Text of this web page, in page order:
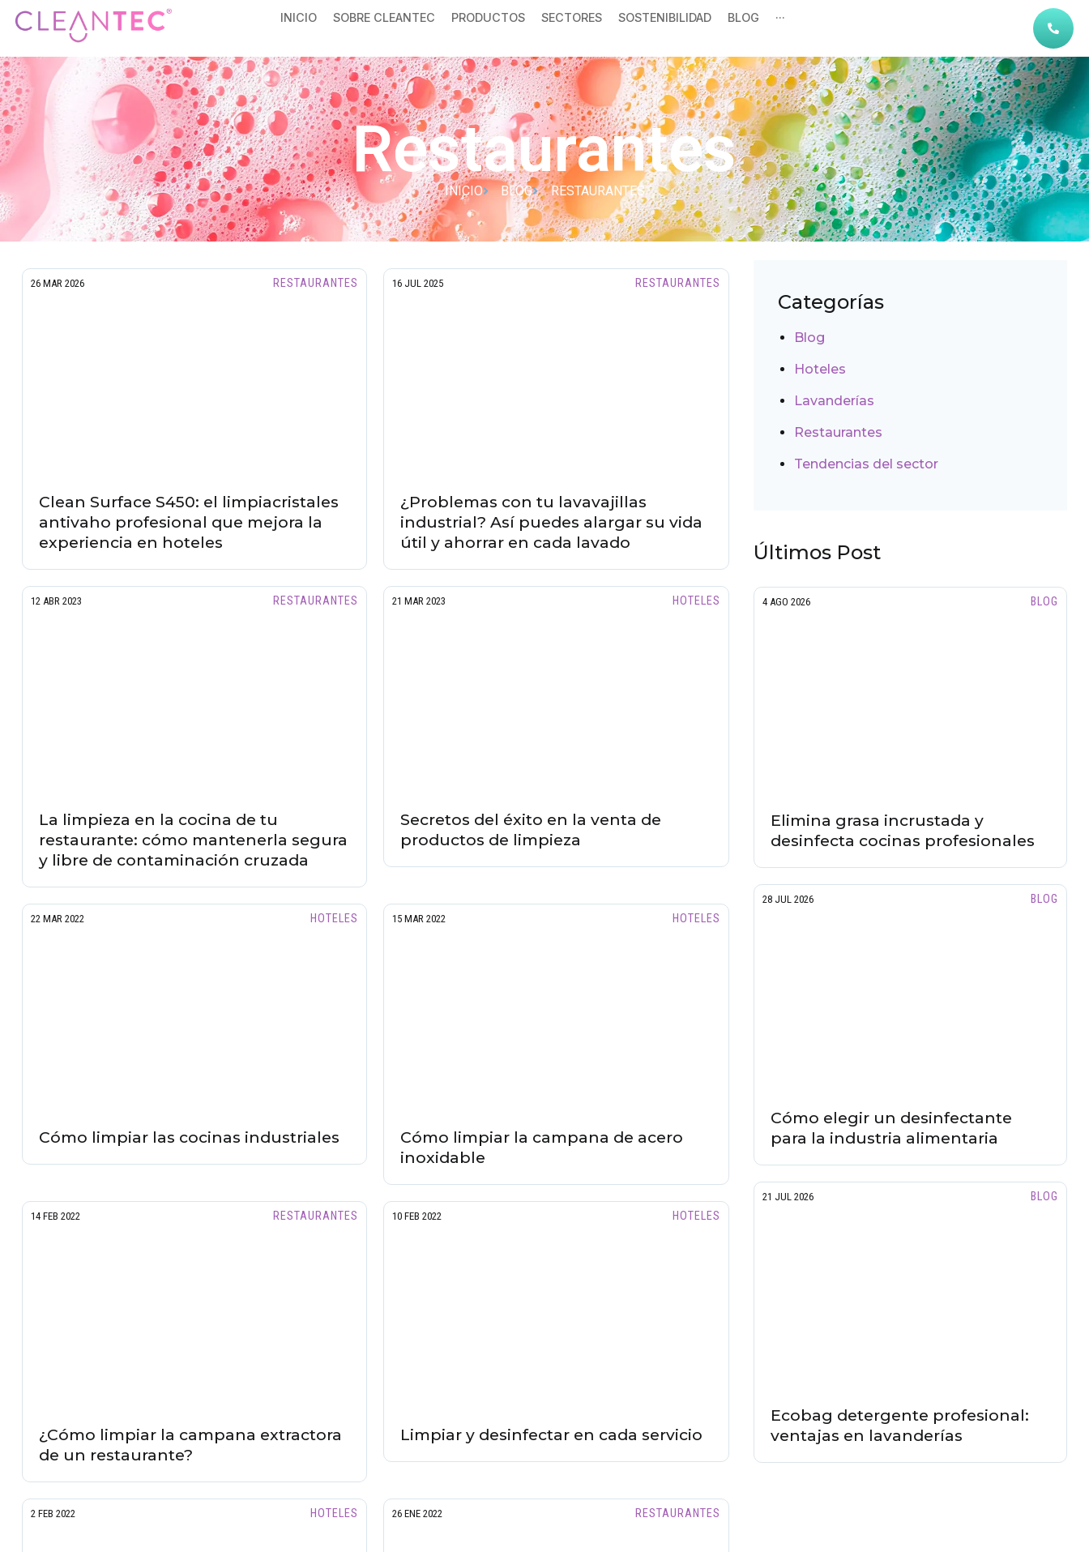
INICIO SOBRE CLEANTEC PRODUCTOS SECTORES SOSTENIBILIDAD BLOG ···
Restaurantes
INICIO BLOG RESTAURANTES
26 MAR 2026 RESTAURANTES
Clean Surface S450: el limpiacristales
antivaho profesional que mejora la
experiencia en hoteles
16 JUL 2025 RESTAURANTES
¿Problemas con tu lavavajillas
industrial? Así puedes alargar su vida
útil y ahorrar en cada lavado
12 ABR 2023 RESTAURANTES
La limpieza en la cocina de tu
restaurante: cómo mantenerla segura
y libre de contaminación cruzada
21 MAR 2023 HOTELES
Secretos del éxito en la venta de
productos de limpieza
22 MAR 2022 HOTELES
Cómo limpiar las cocinas industriales
15 MAR 2022 HOTELES
Cómo limpiar la campana de acero
inoxidable
14 FEB 2022 RESTAURANTES
¿Cómo limpiar la campana extractora
de un restaurante?
10 FEB 2022 HOTELES
Limpiar y desinfectar en cada servicio
2 FEB 2022 HOTELES 26 ENE 2022 RESTAURANTES
Categorías
Blog
Hoteles
Lavanderías
Restaurantes
Tendencias del sector
Últimos Post
4 AGO 2026 BLOG
Elimina grasa incrustada y
desinfecta cocinas profesionales
28 JUL 2026 BLOG
Cómo elegir un desinfectante
para la industria alimentaria
21 JUL 2026 BLOG
Ecobag detergente profesional:
ventajas en lavanderías